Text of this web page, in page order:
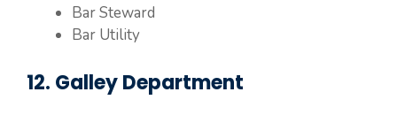
Bar Steward
Bar Utility
12. Galley Department